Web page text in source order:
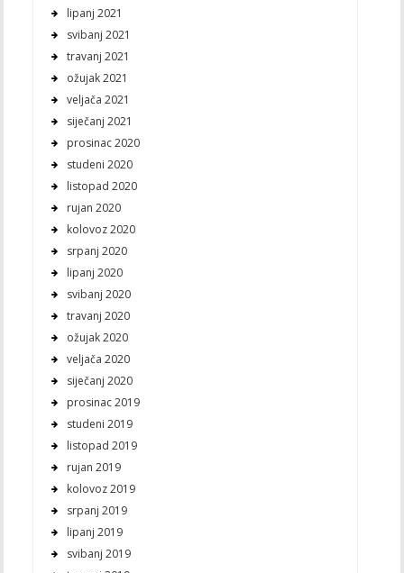
lipanj 2021
svibanj 2021
travanj 2021
ožujak 2021
veljača 2021
siječanj 2021
prosinac 2020
studeni 2020
listopad 2020
rujan 2020
kolovoz 2020
srpanj 2020
lipanj 2020
svibanj 2020
travanj 2020
ožujak 2020
veljača 2020
siječanj 2020
prosinac 2019
studeni 2019
listopad 2019
rujan 2019
kolovoz 2019
srpanj 2019
lipanj 2019
svibanj 2019